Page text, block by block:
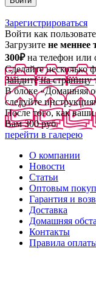
Зарегистрироваться
Войти как
Загрузите не меннее
300₽на телефон или
Сделайте несколько
Зайдите на
В блоке «Домашняя
следуйте
После того, как
Вам 300 руб
перейти в галерею
О компании
Новости
Статьи
Оптовым
Гарантия и
Доставка
Домашняя
Контакты
Правила